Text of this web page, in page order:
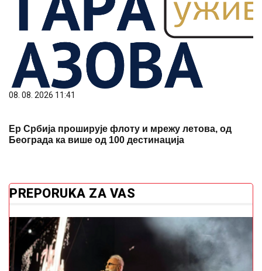
08. 08. 2026 11:41
Ер Србија проширује флоту и мрежу летова, од
Београда ка више од 100 дестинација
PREPORUKA ZA VAS